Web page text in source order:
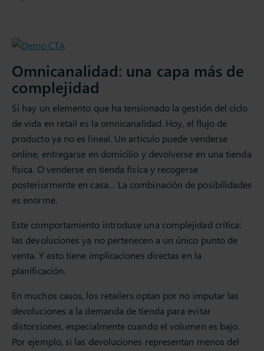
Omnicanalidad: una capa más de
complejidad
Si hay un elemento que ha tensionado la gestión del ciclo
de vida en retail es la omnicanalidad. Hoy, el flujo de
producto ya no es lineal. Un artículo puede venderse
online, entregarse en domicilio y devolverse en una tienda
física. O venderse en tienda física y recogerse
posteriormente en casa… La combinación de posibilidades
es enorme.
Este comportamiento introduce una complejidad crítica:
las devoluciones ya no pertenecen a un único punto de
venta. Y esto tiene implicaciones directas en la
planificación.
En muchos casos, los retailers optan por no imputar las
devoluciones a la demanda de tienda para evitar
distorsiones, especialmente cuando el volumen es bajo.
Por ejemplo, si las devoluciones representan menos del